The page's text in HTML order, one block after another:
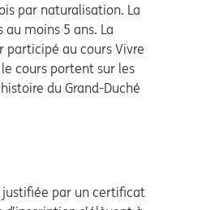
par naturalisation. La
moins 5 ans. La
au cours Vivre
cours portent sur les
du Grand-Duché
par un certificat